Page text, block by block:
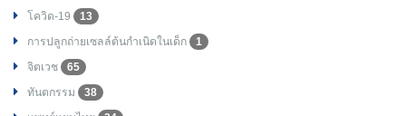
โควิด-19
13
การปลูกถ่ายเซลล์ต้นกำเนิดในเด็ก
1
จิตเวช
65
ทันตกรรม
38